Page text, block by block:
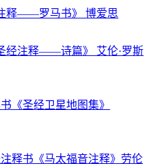
释——罗马书》 博爱思
经注释——诗篇》 艾伦·罗斯
《圣经卫星地图集》
释书《马太福音注释》劳伦